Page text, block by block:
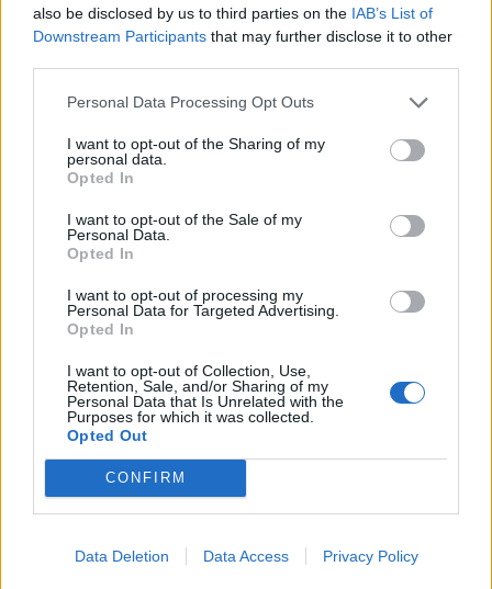
also be disclosed by us to third parties on the IAB’s List of
Downstream Participants that may further disclose it to other
Personal Data Processing Opt Outs
I want to opt-out of the Sharing of my
personal data.
Opted In
I want to opt-out of the Sale of my
Personal Data.
Opted In
I want to opt-out of processing my
Personal Data for Targeted Advertising.
Opted In
I want to opt-out of Collection, Use,
Retention, Sale, and/or Sharing of my
Personal Data that Is Unrelated with the
Purposes for which it was collected.
Opted Out
CONFIRM
Data Deletion Data Access Privacy Policy
Χανιά: Σχεδόν 1 εκατ. ευρώ από το Ταμείο Αλληλεγγύης
του Υπουργείου Μετανάστευσης και Ασύλου για
ΣΧΕΤΙΚA AΡΘΡΑ
ΑΑΔΕ: Άνοιξε ξανά το σύστημα ΕΑΕ 2025 για
ΟΙΚΟΝΟΜΙΑ 20:57
ΑΑΔΕ: Άνοιξε ξανά το σύστημα ΕΑΕ
ΑΑΔΕ: Άνοιξε ξανά το σύστημα
ΕΑΕ 2025 για διορθώσεις και
τους παραγωγούς
Όμιλος ΔΕΗ: Νέα συμφωνία για
Όμιλος ΔΕΗ: Νέα συμφωνία για